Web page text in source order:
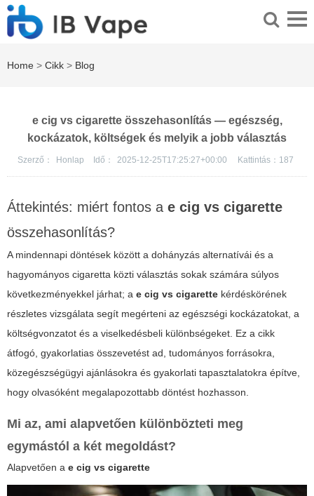
Home > Cikk > Blog
e cig vs cigarette összehasonlítás — egészség,
kockázatok, költségek és melyik a jobb választás
Szerző： Honlap Idő： 2025-12-25T17:25:27+00:00 Kattintás： 187
Áttekintés: miért fontos a e cig vs cigarette
összehasonlítás?
A mindennapi döntések között a dohányzás alternatívái és a
hagyományos cigaretta közti választás sokak számára súlyos
következményekkel járhat; a e cig vs cigarette kérdéskörének
részletes vizsgálata segít megérteni az egészségi kockázatokat, a
költségvonzatot és a viselkedésbeli különbségeket. Ez a cikk
átfogó, gyakorlatias összevetést ad, tudományos forrásokra,
közegészségügyi ajánlásokra és gyakorlati tapasztalatokra építve,
hogy olvasóként megalapozottabb döntést hozhasson.
Mi az, ami alapvetően különbözteti meg
egymástól a két megoldást?
Alapvetően a e cig vs cigarette